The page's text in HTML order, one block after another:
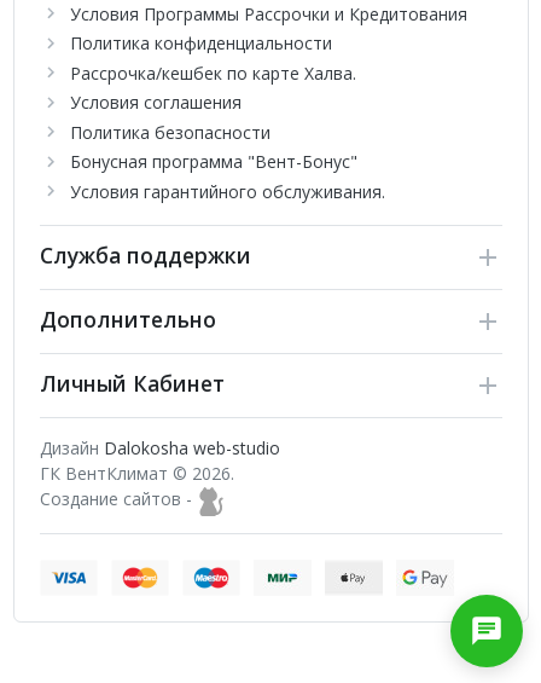
Условия Программы Рассрочки и Кредитования
Политика конфиденциальности
Рассрочка/кешбек по карте Халва.
Условия соглашения
Политика безопасности
Бонусная программа "Вент-Бонус"
Условия гарантийного обслуживания.
Служба поддержки
Дополнительно
Личный Кабинет
Дизайн Dalokosha web-studio
ГК ВентКлимат © 2026.
Создание сайтов -